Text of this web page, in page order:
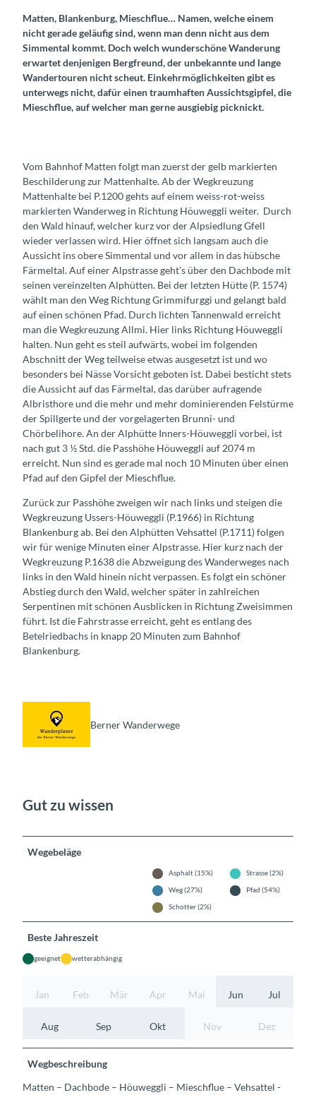
Matten, Blankenburg, Mieschflue… Namen, welche einem
nicht gerade geläufig sind, wenn man denn nicht aus dem
Simmental kommt. Doch welch wunderschöne Wanderung
erwartet denjenigen Bergfreund, der unbekannte und lange
Wandertouren nicht scheut. Einkehrmöglichkeiten gibt es
unterwegs nicht, dafür einen traumhaften Aussichtsgipfel, die
Mieschflue, auf welcher man gerne ausgiebig picknickt.
Vom Bahnhof Matten folgt man zuerst der gelb markierten
Beschilderung zur Mattenhalte. Ab der Wegkreuzung
Mattenhalte bei P.1200 gehts auf einem weiss-rot-weiss
markierten Wanderweg in Richtung Höuweggli weiter. Durch
den Wald hinauf, welcher kurz vor der Alpsiedlung Gfell
wieder verlassen wird. Hier öffnet sich langsam auch die
Aussicht ins obere Simmental und vor allem in das hübsche
Färmeltal. Auf einer Alpstrasse geht’s über den Dachbode mit
seinen vereinzelten Alphütten. Bei der letzten Hütte (P. 1574)
wählt man den Weg Richtung Grimmifurggi und gelangt bald
auf einen schönen Pfad. Durch lichten Tannenwald erreicht
man die Wegkreuzung Allmi. Hier links Richtung Höuweggli
halten. Nun geht es steil aufwärts, wobei im folgenden
Abschnitt der Weg teilweise etwas ausgesetzt ist und wo
besonders bei Nässe Vorsicht geboten ist. Dabei besticht stets
die Aussicht auf das Färmeltal, das darüber aufragende
Albristhore und die mehr und mehr dominierenden Felstürme
der Spillgerte und der vorgelagerten Brunni- und
Chörbelihore. An der Alphütte Inners-Höuweggli vorbei, ist
nach gut 3 ½ Std. die Passhöhe Höuweggli auf 2074 m
erreicht. Nun sind es gerade mal noch 10 Minuten über einen
Pfad auf den Gipfel der Mieschflue.
Zurück zur Passhöhe zweigen wir nach links und steigen die
Wegkreuzung Ussers-Höuweggli (P.1966) in Richtung
Blankenburg ab. Bei den Alphütten Vehsattel (P.1711) folgen
wir für wenige Minuten einer Alpstrasse. Hier kurz nach der
Wegkreuzung P.1638 die Abzweigung des Wanderweges nach
links in den Wald hinein nicht verpassen. Es folgt ein schöner
Abstieg durch den Wald, welcher später in zahlreichen
Serpentinen mit schönen Ausblicken in Richtung Zweisimmen
führt. Ist die Fahrstrasse erreicht, geht es entlang des
Betelriedbachs in knapp 20 Minuten zum Bahnhof
Blankenburg.
Berner Wanderwege
Gut zu wissen
Wegebeläge
Asphalt (15%)
Strasse (2%)
Weg (27%)
Pfad (54%)
Schotter (2%)
Beste Jahreszeit
geeignet wetterabhängig
Jan Feb Mär Apr Mai Jun Jul
Aug Sep Okt Nov Dez
Wegbeschreibung
Matten – Dachbode – Höuweggli – Mieschflue – Vehsattel -